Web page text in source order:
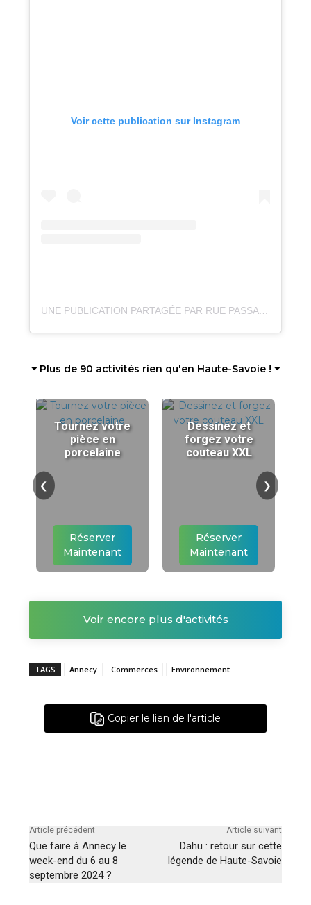
Voir cette publication sur Instagram
UNE PUBLICATION PARTAGÉE PAR RUE PASSANTE (@RUE.PASSANTE)
⏷ Plus de 90 activités rien qu'en Haute-Savoie ! ⏷
Tournez votre
pièce en
porcelaine
Réserver
Maintenant
Dessinez et
forgez votre
couteau XXL
Réserver
Maintenant
❮ ❯
Voir encore plus d'activités
TAGS Annecy Commerces Environnement
Copier le lien de l'article
Article précédent
Que faire à Annecy le
week-end du 6 au 8
septembre 2024 ?
Article suivant
Dahu : retour sur cette
légende de Haute-Savoie